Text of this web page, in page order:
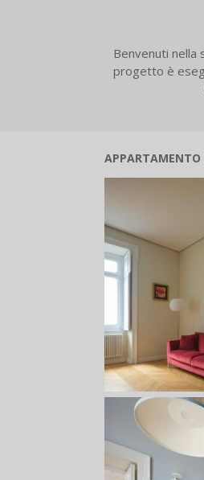
Benvenuti nella
progetto è
APPARTAMENTO